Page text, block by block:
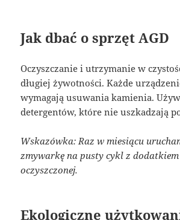
Jak dbać o sprzęt AGD
Oczyszczanie i utrzymanie w
długiej żywotności. Każde
wymagają usuwania kamienia.
detergentów, które nie uszkadzają
Wskazówka: Raz w miesiącu
zmywarkę na pusty cykl z
oczyszczonej.
Ekologiczne